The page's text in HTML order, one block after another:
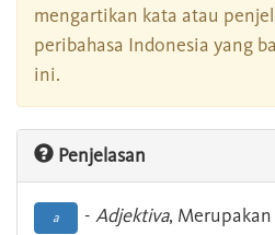
mengartikan kata atau
peribahasa Indonesia yang
ini.
Penjelasan
a - Adjektiva,